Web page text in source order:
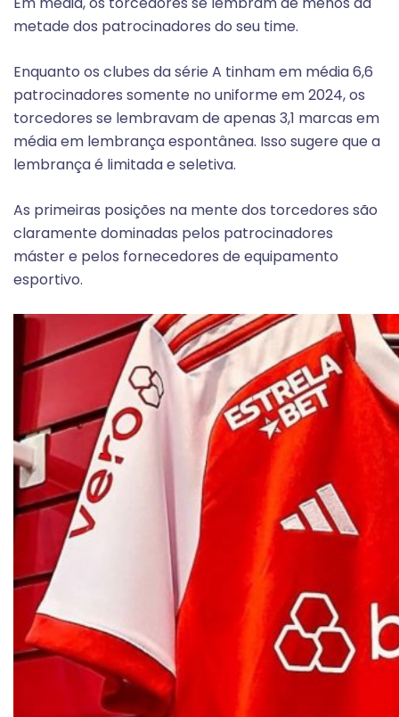
metade dos patrocinadores do seu time.
Enquanto os clubes da série A tinham em média 6,6
patrocinadores somente no uniforme em 2024, os
torcedores se lembravam de apenas 3,1 marcas em
média em lembrança espontânea. Isso sugere que a
lembrança é limitada e seletiva.
As primeiras posições na mente dos torcedores são
claramente dominadas pelos patrocinadores
máster e pelos fornecedores de equipamento
esportivo.